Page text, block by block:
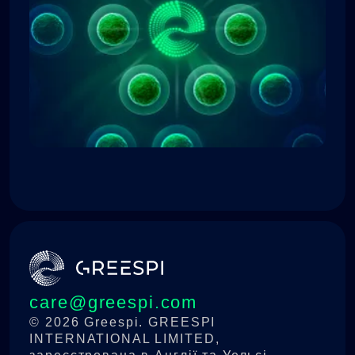
хвилин ви відчуєте полегшення.
Greespi покращує чутливість до
інсуліну та зменшує потяг до їжі, що
сприяє контролю ваги.
care@greespi.com
© 2026 Greespi. GREESPI
INTERNATIONAL LIMITED,